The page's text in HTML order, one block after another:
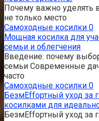
Почему важно уделять
не только место
Самоходные косилки 0
Мощная косилка для
семьи и облегчения
Введение: почему
семьи Современные
часто
Самоходные косилки 0
БезмEffортный уход за
косилками для
БезмEffортный уход за